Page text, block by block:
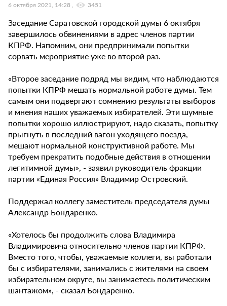
6 октября 2021, 14:28 3451
Заседание Саратовской городской думы 6 октября
завершилось обвинениями в адрес членов партии
КПРФ. Напомним, они предпринимали попытки
сорвать мероприятие уже во второй раз.
«Второе заседание подряд мы видим, что наблюдаются
попытки КПРФ мешать нормальной работе думы. Тем
самым они подвергают сомнению результаты выборов
и мнения наших уважаемых избирателей. Эти шумные
попытки хорошо иллюстрируют, надо сказать, попытку
прыгнуть в последний вагон уходящего поезда,
мешают нормальной конструктивной работе. Мы
требуем прекратить подобные действия в отношении
легитимной думы», - заявил руководитель фракции
партии «Единая Россия» Владимир Островский.
Поддержал коллегу заместитель председателя думы
Александр Бондаренко.
«Хотелось бы продолжить слова Владимира
Владимировича относительно членов партии КПРФ.
Вместо того, чтобы, уважаемые коллеги, вы работали
бы с избирателями, занимались с жителями на своем
избирательном округе, вы занимаетесь политическим
шантажом», - сказал Бондаренко.